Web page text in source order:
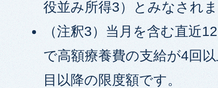
役並み所得3）とみなされ
（注釈3）当月を含む直近
で高額療養費の支給が4回
目以降の限度額です。